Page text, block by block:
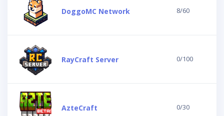
DoggoMC Network 8/60
RayCraft Server 0/100
AzteCraft 0/30